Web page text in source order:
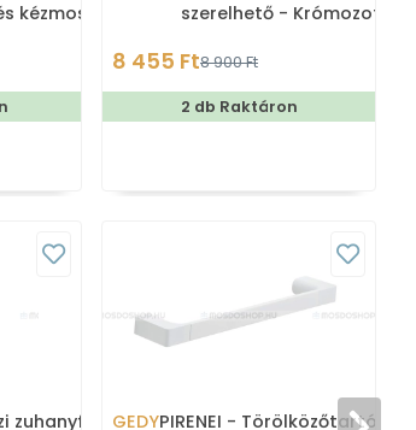
kézmosó)
szerelhető - Krómozott
8 455 Ft8 900 Ft
2 db Raktáron
zuhanyfej -GEDYPIRENEI - Törölközőtartó,